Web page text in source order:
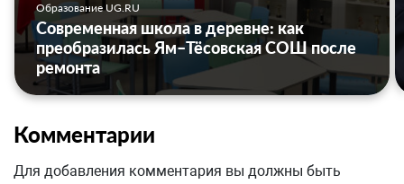
Образование UG.RU
Современная школа в деревне: как
преобразилась Ям–Тёсовская СОШ после
ремонта
Комментарии
Для добавления комментария вы должны быть